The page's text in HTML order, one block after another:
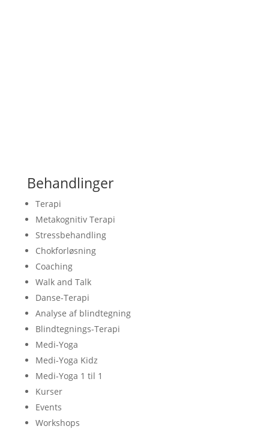
Behandlinger
Terapi
Metakognitiv Terapi
Stressbehandling
Chokforløsning
Coaching
Walk and Talk
Danse-Terapi
Analyse af blindtegning
Blindtegnings-Terapi
Medi-Yoga
Medi-Yoga Kidz
Medi-Yoga 1 til 1
Kurser
Events
Workshops